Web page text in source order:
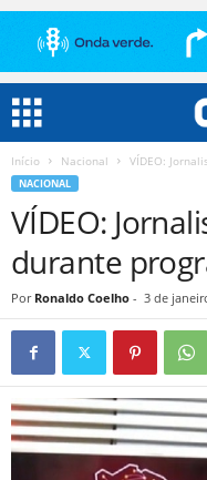
Início Nacional VÍDEO:
NACIONAL
VÍDEO:
durante
Por Ronaldo Coelho - 3 de